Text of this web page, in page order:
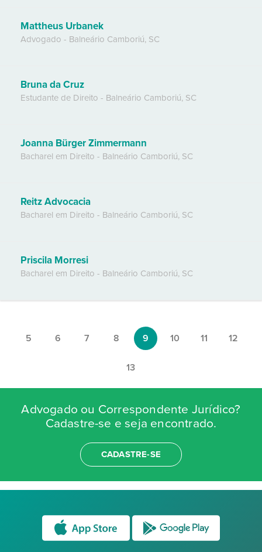
Mattheus Urbanek
Advogado - Balneário Camboriú, SC
Bruna da Cruz
Estudante de Direito - Balneário Camboriú, SC
Joanna Bürger Zimmermann
Bacharel em Direito - Balneário Camboriú, SC
Reitz Advocacia
Bacharel em Direito - Balneário Camboriú, SC
Priscila Morresi
Bacharel em Direito - Balneário Camboriú, SC
5 6 7 8 9 10 11 12
13
Advogado ou Correspondente Jurídico?
Cadastre-se e seja encontrado.
CADASTRE-SE